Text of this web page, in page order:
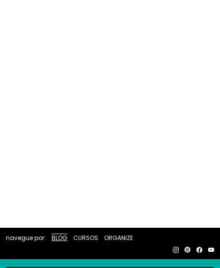
navegue por: BLOG CURSOS ORGANIZE